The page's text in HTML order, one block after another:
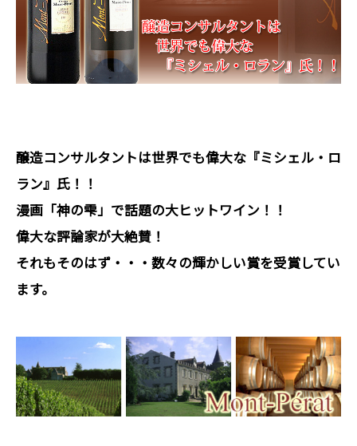
醸造コンサルタントは世界でも偉大な『ミシェル・ロ
ラン』氏！！
漫画「神の雫」で話題の大ヒットワイン！！
偉大な評論家が大絶賛！
それもそのはず・・・数々の輝かしい賞を受賞してい
ます。